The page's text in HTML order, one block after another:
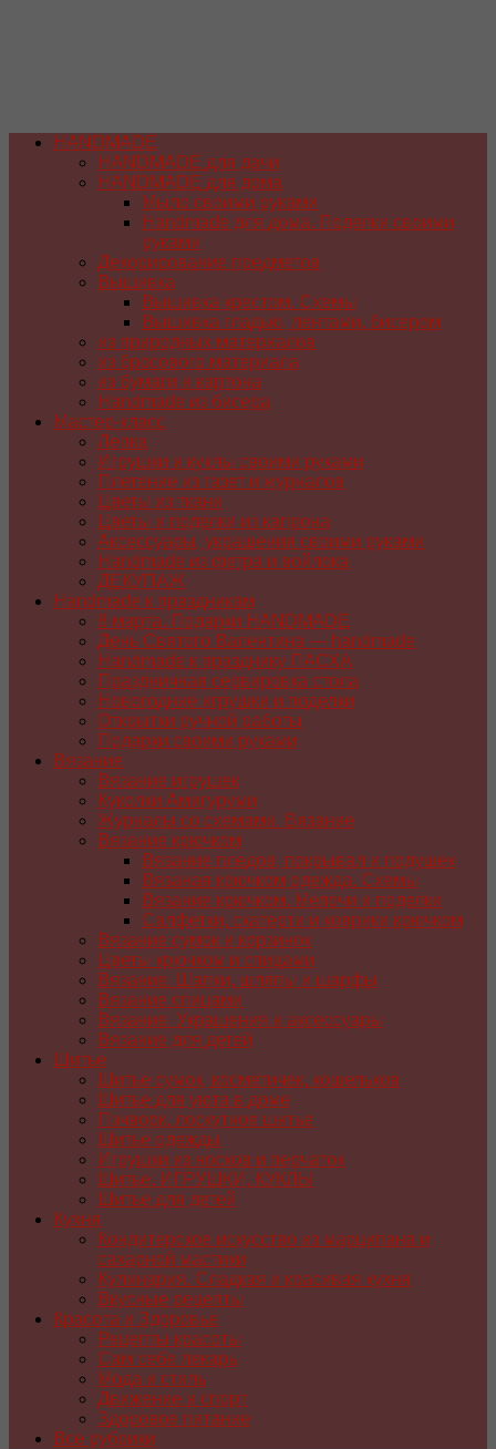
HANDMADE
HANDMADE для дачи
HANDMADE для дома
Мыло своими руками
Handmade для дома. Поделки своими
руками
Декорирование предметов
Вышивка
Вышивка крестом. Схемы
Вышивка гладью, лентами, бисером
из природных материалов
из бросового материала
из бумаги и картона
Handmade из бисера
Мастер-класс
Лепка
Игрушки и куклы своими руками
Плетение из газет и журналов
Цветы из ткани
Цветы и поделки из капрона
Аксессуары, украшения своими руками
Handmade из фетра и войлока
ДЕКУПАЖ
Handmade к праздникам
8 марта. Подарки HANDMADE
День Святого Валентина — handmade
Handmade к празднику ПАСХA
Праздничная сервировка стола
Новогодние игрушки и поделки
Открытки ручной работы
Подарки своими руками
Вязание
Вязание игрушек
Куколки Амигуруми
Журналы со схемами. Вязание
Вязание крючком
Вязание пледов, покрывал и подушек
Вязаная крючком одежда. Схемы
Вязание крючком. Мелочи и поделки
Салфетки, скатерти и коврики крючком
Вязание сумок и корзинок
Цветы крючком и спицами
Вязание. Шапки, шляпы и шарфы
Вязание спицами
Вязание. Украшения и аксессуары
Вязание для детей
Шитье
Шитье сумок, косметичек, кошельков
Шитье для уюта в доме
Пэчворк, лоскутное шитье
Шитье одежды
Игрушки из носков и перчаток
Шитье. ИГРУШКИ, КУКЛЫ
Шитье для детей
Кухня
Кондитерское искусство из марципана и
сахарной мастики
Кулинария. Сладкая и красивая кухня
Вкусные рецепты
Красота и Здоровье
Рецепты красоты
Сам себе лекарь
Мода и стиль
Движение и спорт
Здоровое питание
Все рубрики